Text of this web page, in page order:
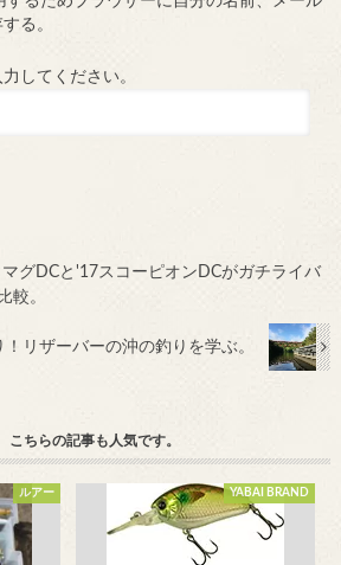
る。
してください。
グDCと'17スコーピオンDCがガチライバ
較。
リザーバーの沖の釣りを学ぶ。
こちらの記事も人気です。
ルアー YABAI BRAND